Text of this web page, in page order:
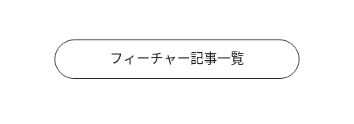
フィーチャー記事一覧